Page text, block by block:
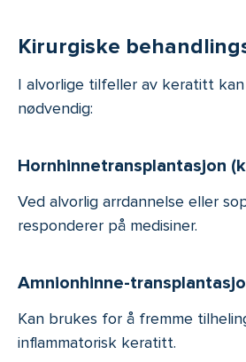
Kirurgiske
I alvorlige tilfeller av keratitt
nødvendig:
Hornhinnetransplantasjon
Ved alvorlig arrdannelse eller
responderer på medisiner.
Amnionhinne-
Kan brukes for å fremme
inflammatorisk keratitt.